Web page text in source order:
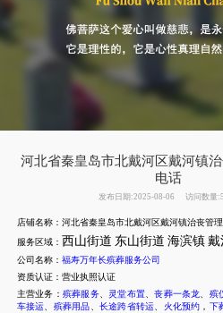
河北省秦皇岛市北戴河区戴河镇
电话
发布日期:2025-08-06 访问数量
店铺名称：河北省秦皇岛市北戴河区戴河镇治丧管
服务区域： 西山街道 东山街道 海滨镇 戴
公司名称： 福寿万年长殡葬服务公司
资质认证：营业执照认证
主营业务： 殡葬服务、 灵堂布置 、丧葬一条龙 殡
车接运
殡葬用品 长途跨省转运 火化预约 ， 下